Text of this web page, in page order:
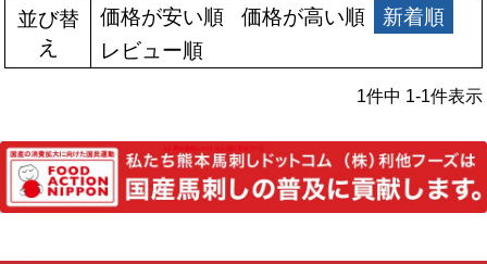
並び替
え
価格が安い順 価格が高い順
新着順
レビュー順
1件中 1-1件表示